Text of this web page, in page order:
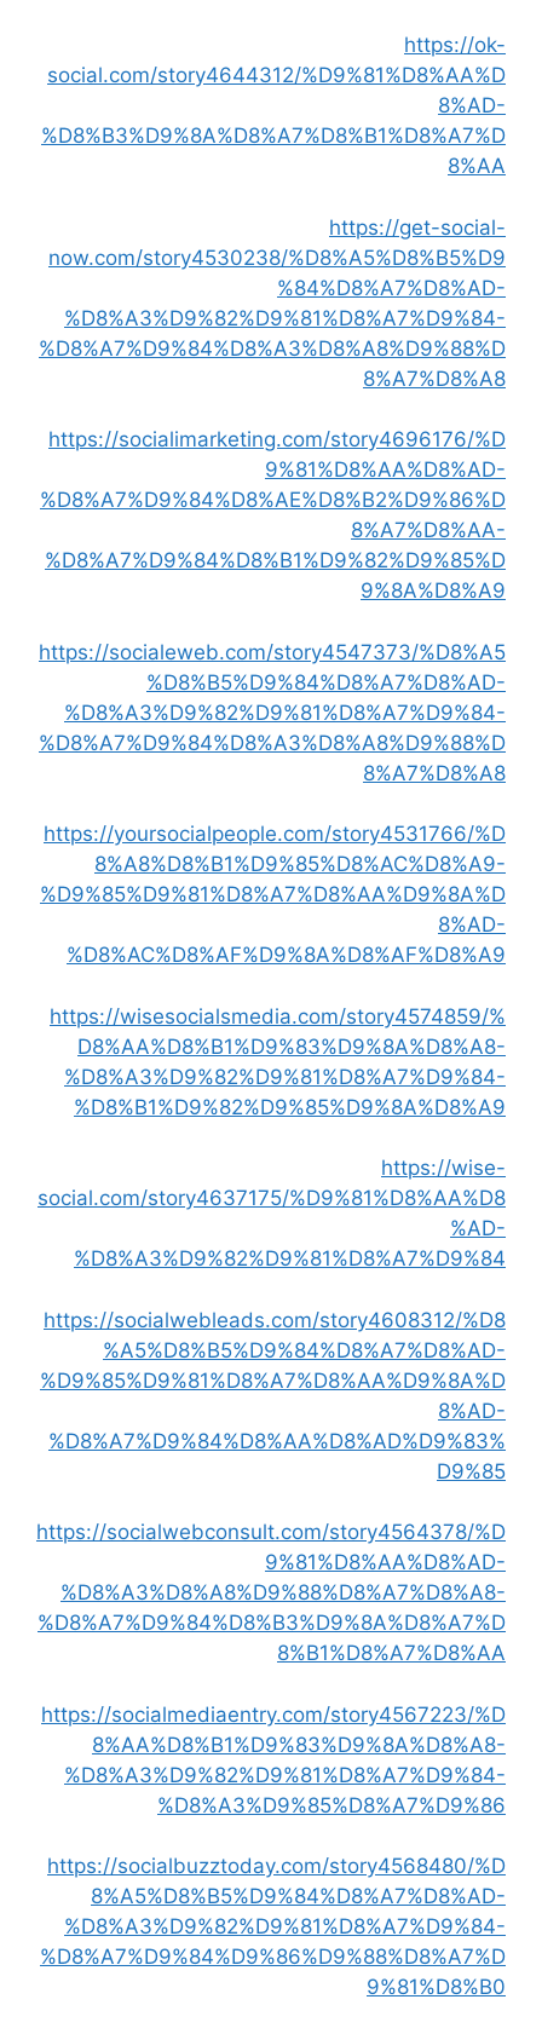
https://ok-
social.com/story4644312/%D9%81%D8%AA%D
8%AD-
%D8%B3%D9%8A%D8%A7%D8%B1%D8%A7%D
8%AA
https://get-social-
now.com/story4530238/%D8%A5%D8%B5%D9
%84%D8%A7%D8%AD-
%D8%A3%D9%82%D9%81%D8%A7%D9%84-
%D8%A7%D9%84%D8%A3%D8%A8%D9%88%D
8%A7%D8%A8
https://socialimarketing.com/story4696176/%D
9%81%D8%AA%D8%AD-
%D8%A7%D9%84%D8%AE%D8%B2%D9%86%D
8%A7%D8%AA-
%D8%A7%D9%84%D8%B1%D9%82%D9%85%D
9%8A%D8%A9
https://socialeweb.com/story4547373/%D8%A5
%D8%B5%D9%84%D8%A7%D8%AD-
%D8%A3%D9%82%D9%81%D8%A7%D9%84-
%D8%A7%D9%84%D8%A3%D8%A8%D9%88%D
8%A7%D8%A8
https://yoursocialpeople.com/story4531766/%D
8%A8%D8%B1%D9%85%D8%AC%D8%A9-
%D9%85%D9%81%D8%A7%D8%AA%D9%8A%D
8%AD-
%D8%AC%D8%AF%D9%8A%D8%AF%D8%A9
https://wisesocialsmedia.com/story4574859/%
D8%AA%D8%B1%D9%83%D9%8A%D8%A8-
%D8%A3%D9%82%D9%81%D8%A7%D9%84-
%D8%B1%D9%82%D9%85%D9%8A%D8%A9
https://wise-
social.com/story4637175/%D9%81%D8%AA%D8
%AD-
%D8%A3%D9%82%D9%81%D8%A7%D9%84
https://socialwebleads.com/story4608312/%D8
%A5%D8%B5%D9%84%D8%A7%D8%AD-
%D9%85%D9%81%D8%A7%D8%AA%D9%8A%D
8%AD-
%D8%A7%D9%84%D8%AA%D8%AD%D9%83%
D9%85
https://socialwebconsult.com/story4564378/%D
9%81%D8%AA%D8%AD-
%D8%A3%D8%A8%D9%88%D8%A7%D8%A8-
%D8%A7%D9%84%D8%B3%D9%8A%D8%A7%D
8%B1%D8%A7%D8%AA
https://socialmediaentry.com/story4567223/%D
8%AA%D8%B1%D9%83%D9%8A%D8%A8-
%D8%A3%D9%82%D9%81%D8%A7%D9%84-
%D8%A3%D9%85%D8%A7%D9%86
https://socialbuzztoday.com/story4568480/%D
8%A5%D8%B5%D9%84%D8%A7%D8%AD-
%D8%A3%D9%82%D9%81%D8%A7%D9%84-
%D8%A7%D9%84%D9%86%D9%88%D8%A7%D
9%81%D8%B0